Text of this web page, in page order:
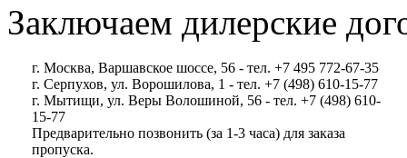
Заключаем дилерские
г. Москва, Варшавское шоссе, 56 - тел. +7 495 772-67-35
г. Серпухов, ул. Ворошилова, 1 - тел. +7 (498) 610-15-77
г. Мытищи, ул. Веры Волошиной, 56 - тел. +7 (498) 610-
15-77
Предварительно позвонить (за 1-3 часа) для заказа
пропуска.